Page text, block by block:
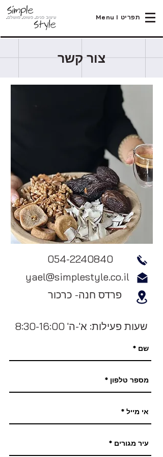
Menu I תפריט
צור קשר
054-2240840
yael@simplestyle.co.il
פרדס חנה- כרכור
שעות פעילות: א'-ה' 8:30-16:00